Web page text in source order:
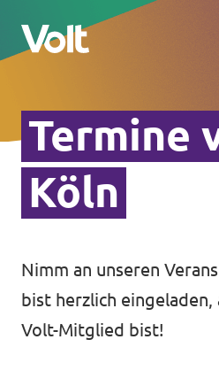
Volt in Nordrhein-
Website von Volt NRW
Volt vor Ort in NRW
Volt in
Website
Programm
Über Volt
Menschen
Termine
Köln
Nimm an unseren
bist herzlich eingeladen,
Volt-Mitglied bist!